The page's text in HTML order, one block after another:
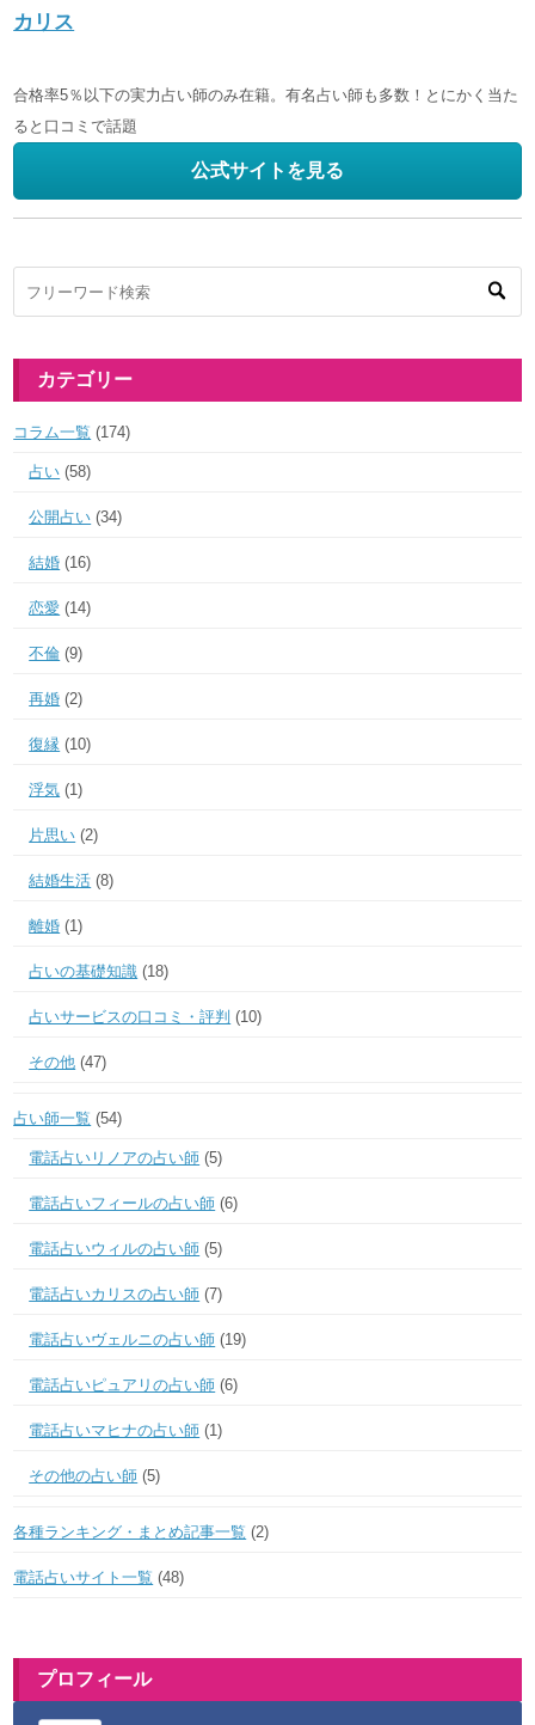
カリス
合格率5％以下の実力占い師のみ在籍。有名占い師も多数！とにかく当た
ると口コミで話題
公式サイトを見る
カテゴリー
コラム一覧 (174)
占い (58)
公開占い (34)
結婚 (16)
恋愛 (14)
不倫 (9)
再婚 (2)
復縁 (10)
浮気 (1)
片思い (2)
結婚生活 (8)
離婚 (1)
占いの基礎知識 (18)
占いサービスの口コミ・評判 (10)
その他 (47)
占い師一覧 (54)
電話占いリノアの占い師 (5)
電話占いフィールの占い師 (6)
電話占いウィルの占い師 (5)
電話占いカリスの占い師 (7)
電話占いヴェルニの占い師 (19)
電話占いピュアリの占い師 (6)
電話占いマヒナの占い師 (1)
その他の占い師 (5)
各種ランキング・まとめ記事一覧 (2)
電話占いサイト一覧 (48)
プロフィール